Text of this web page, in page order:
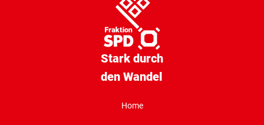
Stark durch
den Wandel
Home